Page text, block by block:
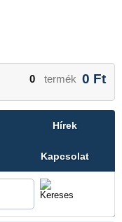
0 termék 0 Ft
Hírek
Kapcsolat